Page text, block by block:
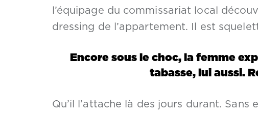
l’équipage du commissariat local
dressing de l’appartement. Il est
Encore sous le choc, la femme
tabasse, lui aussi.
Qu’il l’attache là des jours durant. Sans